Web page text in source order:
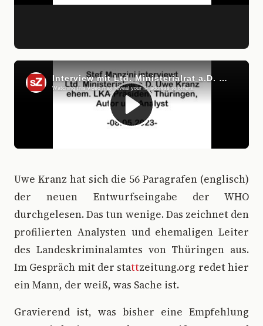
Uwe Kranz hat sich die 56 Paragrafen (englisch)
der neuen Entwurfseingabe der WHO
durchgelesen. Das tun wenige. Das zeichnet den
profilierten Analysten und ehemaligen Leiter
des Landeskriminalamtes von Thüringen aus.
Im Gespräch mit der stattzeitung.org redet hier
ein Mann, der weiß, was Sache ist.
Gravierend ist, was bisher eine Empfehlung